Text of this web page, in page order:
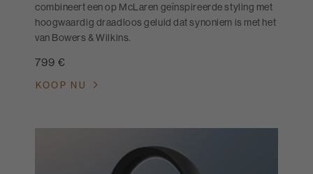
combineert een op McLaren geïnspireerde styling met
hoogwaardig draadloos geluid dat synoniem is met het
van Bowers & Wilkins.
799 €
KOOP NU